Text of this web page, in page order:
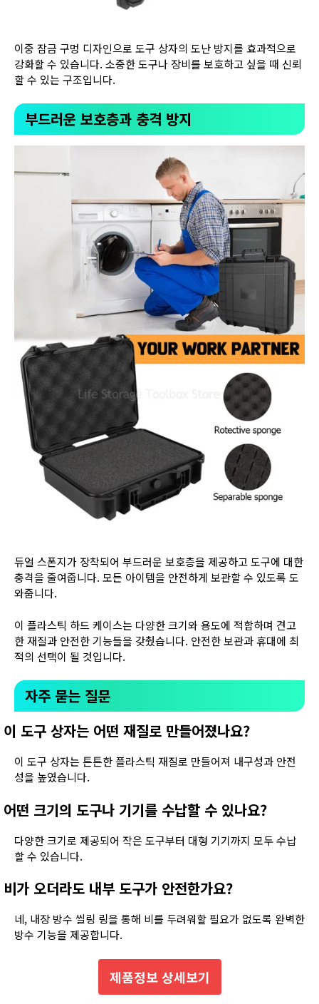
이중 잠금 구멍 디자인으로 도구 상자의 도난 방지를 효과적으로
강화할 수 있습니다. 소중한 도구나 장비를 보호하고 싶을 때 신뢰
할 수 있는 구조입니다.
부드러운 보호층과 충격 방지
듀얼 스폰지가 장착되어 부드러운 보호층을 제공하고 도구에 대한
충격을 줄여줍니다. 모든 아이템을 안전하게 보관할 수 있도록 도
와줍니다.
이 플라스틱 하드 케이스는 다양한 크기와 용도에 적합하며 견고
한 재질과 안전한 기능들을 갖췄습니다. 안전한 보관과 휴대에 최
적의 선택이 될 것입니다.
자주 묻는 질문
이 도구 상자는 어떤 재질로 만들어졌나요?
이 도구 상자는 튼튼한 플라스틱 재질로 만들어져 내구성과 안전
성을 높였습니다.
어떤 크기의 도구나 기기를 수납할 수 있나요?
다양한 크기로 제공되어 작은 도구부터 대형 기기까지 모두 수납
할 수 있습니다.
비가 오더라도 내부 도구가 안전한가요?
네, 내장 방수 씰링 링을 통해 비를 두려워할 필요가 없도록 완벽한
방수 기능을 제공합니다.
제품정보 상세보기